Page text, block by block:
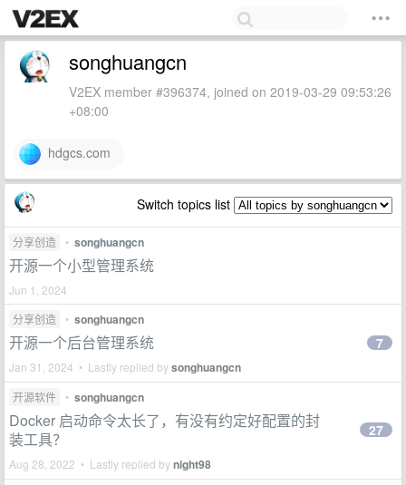
songhuangcn
V2EX member #396374, joined on 2019-03-29 09:53:26
+08:00
hdgcs.com
Switch topics list
分享创造 • songhuangcn
开源一个小型管理系统
Jun 1, 2024
分享创造
• songhuangcn
开源一个后台管理系统
Jan 31, 2024 • Lastly replied bysonghuangcn
7
开源软件 • songhuangcn
Docker 启动命令太长了，有没有约定好配置的封
装工具？
Aug 28, 2022 • Lastly replied bynight98
27